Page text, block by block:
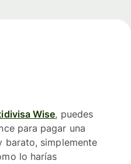
Wise, puedes
para pagar una
barato, simplemente
lo harías